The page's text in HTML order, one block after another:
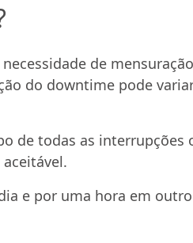
de
do downtime pode
de todas as interrupções
e por uma hora em